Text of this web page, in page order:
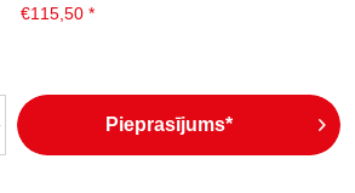
€115,50 *
Pieprasījums*